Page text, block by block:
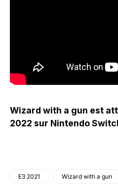
Wizard with a gun est
2022 sur Nintendo
E3 2021 Wizard with a gun